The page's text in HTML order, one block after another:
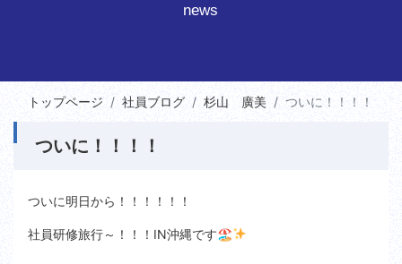
news
トップページ 社員ブログ 杉山 廣美 ついに！！！！
ついに！！！！
ついに明日から！！！！！！
社員研修旅行～！！！IN沖縄です🏖